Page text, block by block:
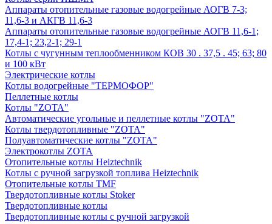
Аппараты отопительные газовые водогрейные АОГВ 7-3;
11,6-3 и АКГВ 11,6-3
Аппараты отопительные газовые водогрейные АОГВ 11,6-1;
17,4-1; 23,2-1; 29-1
Котлы с чугунным теплообменником КОВ 30 . 37,5 . 45; 63; 80
и 100 кВт
Электрические котлы
Котлы водогрейные "ТЕРМОФОР"
Пеллетные котлы
Котлы "ZOTA"
Автоматические угольные и пеллетные котлы "ZOTA"
Котлы твердотопливные "ZOTA"
Полуавтоматические котлы "ZOTA"
Электрокотлы ZOTA
Отопительные котлы Heiztechnik
Котлы с ручной загрузкой топлива Heiztechnik
Отопительные котлы TMF
Твердотопливные котлы Stoker
Твердотопливные котлы
Твердотопливные котлы с ручной загрузкой